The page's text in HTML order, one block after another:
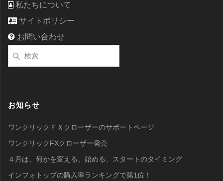
私たちについて
サイトポリシー
お問い合わせ
索:
お知らせ
ワンクリックＦＸクローザーのサポートページ
ワンクリックFXクローザー発売
４月は、何かを変える、始める、スタートのタイミング
インフォトップの購入率ランキングで第1位！